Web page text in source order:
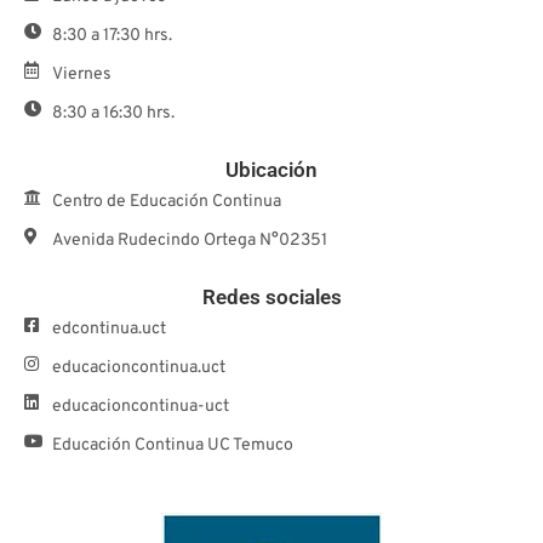
8:30 a 17:30 hrs.
Viernes
8:30 a 16:30 hrs.
Ubicación
Centro de Educación Continua
Avenida Rudecindo Ortega N°02351
Redes sociales
edcontinua.uct
educacioncontinua.uct
educacioncontinua-uct
Educación Continua UC Temuco